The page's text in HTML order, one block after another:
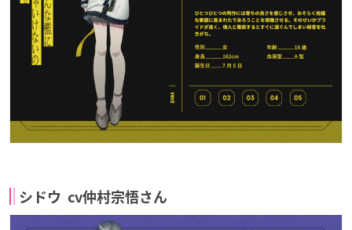
シドウ cv仲村宗悟さん